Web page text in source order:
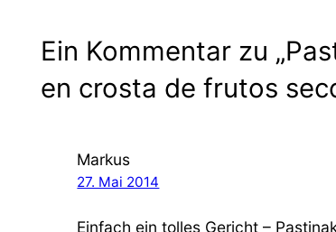
Ein Kommentar zu
en crosta de frutos
Markus
27. Mai 2014
Einfach ein tolles Gericht –